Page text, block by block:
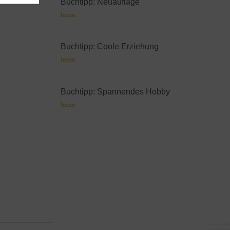
lesen
Buchtipp: Coole Erziehung
lesen
Buchtipp: Spannendes Hobby
lesen